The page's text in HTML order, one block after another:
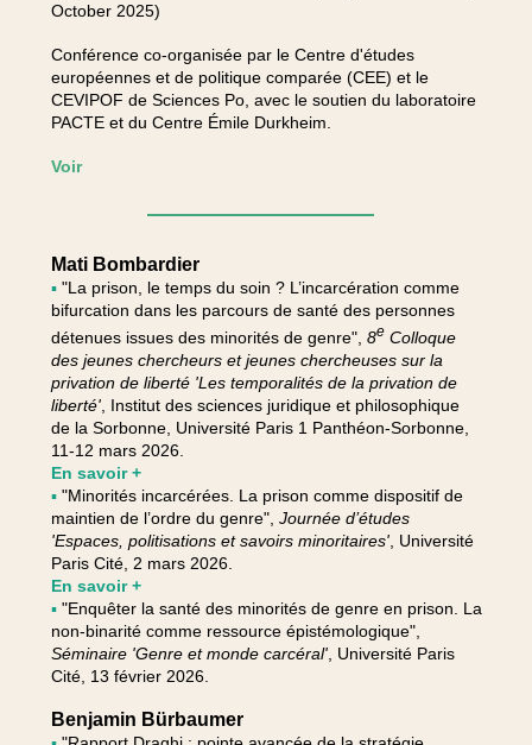
October 2025)
Conférence co-organisée par le Centre d'études
européennes et de politique comparée (CEE) et le
CEVIPOF de Sciences Po, avec le soutien du laboratoire
PACTE et du Centre Émile Durkheim.
Voir
Mati Bombardier
▪ "La prison, le temps du soin ? L’incarcération comme
bifurcation dans les parcours de santé des personnes
détenues issues des minorités de genre", 8eColloque
des jeunes chercheurs et jeunes chercheuses sur la
privation de liberté 'Les temporalités de la privation de
liberté', Institut des sciences juridique et philosophique
de la Sorbonne, Université Paris 1 Panthéon-Sorbonne,
11-12 mars 2026.
En savoir +
▪ "Minorités incarcérées. La prison comme dispositif de
maintien de l’ordre du genre", Journée d’études
'Espaces, politisations et savoirs minoritaires', Université
Paris Cité, 2 mars 2026.
En savoir +
▪ "Enquêter la santé des minorités de genre en prison. La
non-binarité comme ressource épistémologique",
Séminaire 'Genre et monde carcéral', Université Paris
Cité, 13 février 2026.
Benjamin Bürbaumer